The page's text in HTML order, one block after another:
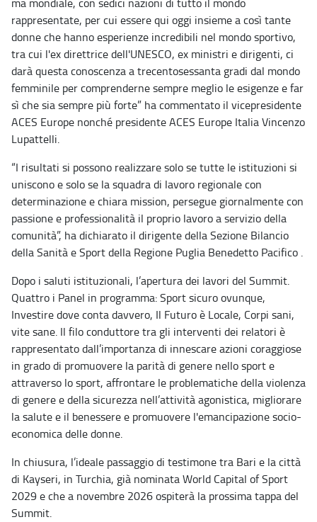
rappresentate, per cui essere qui oggi insieme a così tante
donne che hanno esperienze incredibili nel mondo sportivo,
tra cui l'ex direttrice dell'UNESCO, ex ministri e dirigenti, ci
darà questa conoscenza a trecentosessanta gradi dal mondo
femminile per comprenderne sempre meglio le esigenze e far
sì che sia sempre più forte” ha commentato il vicepresidente
ACES Europe nonché presidente ACES Europe Italia Vincenzo
Lupattelli.
“I risultati si possono realizzare solo se tutte le istituzioni si
uniscono e solo se la squadra di lavoro regionale con
determinazione e chiara mission, persegue giornalmente con
passione e professionalità il proprio lavoro a servizio della
comunità”, ha dichiarato il dirigente della Sezione Bilancio
della Sanità e Sport della Regione Puglia Benedetto Pacifico .
Dopo i saluti istituzionali, l’apertura dei lavori del Summit.
Quattro i Panel in programma: Sport sicuro ovunque,
Investire dove conta davvero, Il Futuro è Locale, Corpi sani,
vite sane. Il filo conduttore tra gli interventi dei relatori è
rappresentato dall’importanza di innescare azioni coraggiose
in grado di promuovere la parità di genere nello sport e
attraverso lo sport, affrontare le problematiche della violenza
di genere e della sicurezza nell’attività agonistica, migliorare
la salute e il benessere e promuovere l'emancipazione socio-
economica delle donne.
In chiusura, l’ideale passaggio di testimone tra Bari e la città
di Kayseri, in Turchia, già nominata World Capital of Sport
2029 e che a novembre 2026 ospiterà la prossima tappa del
Summit.